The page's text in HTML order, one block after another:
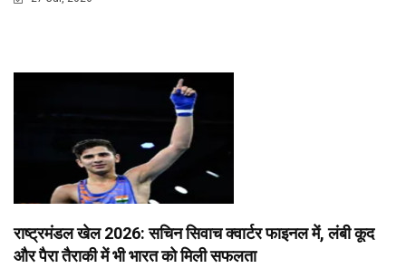
राष्ट्रमंडल खेल 2026: सचिन सिवाच क्वार्टर फाइनल में, लंबी कूद
और पैरा तैराकी में भी भारत को मिली सफलता